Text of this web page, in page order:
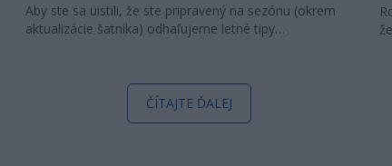
Aby ste sa uistili, že ste pripravený na sezónu (okrem
aktualizácie šatníka) odhaľujeme letné tipy…
ČÍTAJTE ĎALEJ